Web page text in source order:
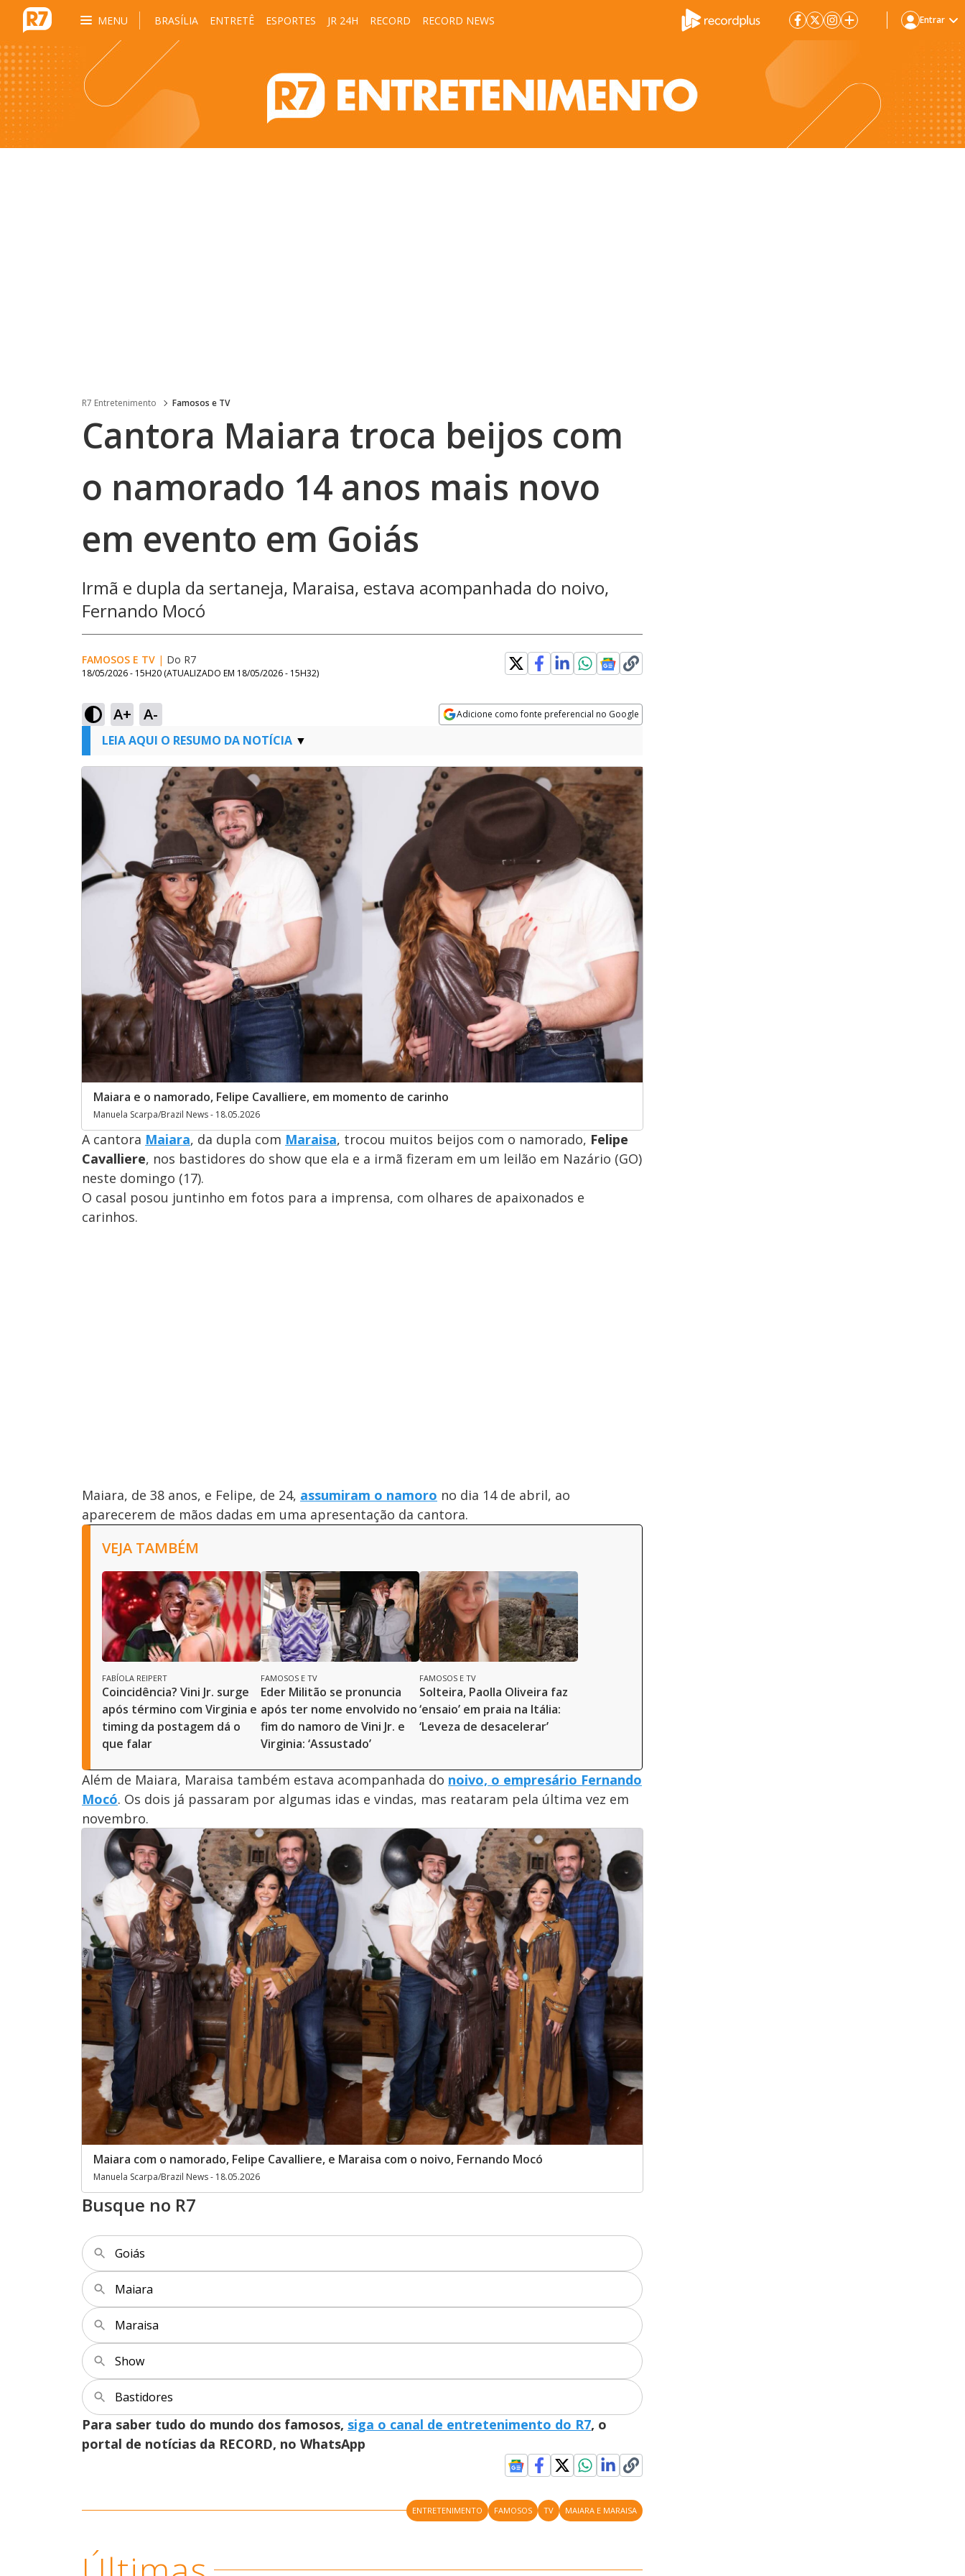
MENU BRASÍLIA ENTRETÊ ESPORTES JR 24H RECORD RECORD NEWS Entrar
R7 Entretenimento Famosos e TV
Cantora Maiara troca beijos com
o namorado 14 anos mais novo
em evento em Goiás
Irmã e dupla da sertaneja, Maraisa, estava acompanhada do noivo,
Fernando Mocó
FAMOSOS E TV | Do R7
18/05/2026 - 15H20 (ATUALIZADO EM 18/05/2026 - 15H32)
A+ A- Adicione como fonte preferencial no Google
LEIA AQUI O RESUMO DA NOTÍCIA
Maiara e o namorado, Felipe Cavalliere, em momento de carinho
Manuela Scarpa/Brazil News - 18.05.2026
A cantora Maiara, da dupla com Maraisa, trocou muitos beijos com o namorado, Felipe
Cavalliere, nos bastidores do show que ela e a irmã fizeram em um leilão em Nazário (GO)
neste domingo (17).
O casal posou juntinho em fotos para a imprensa, com olhares de apaixonados e
carinhos.
Maiara, de 38 anos, e Felipe, de 24, assumiram o namoro no dia 14 de abril, ao
aparecerem de mãos dadas em uma apresentação da cantora.
VEJA TAMBÉM
FABÍOLA REIPERT
Coincidência? Vini Jr. surge
após término com Virginia e
timing da postagem dá o
que falar
FAMOSOS E TV
Eder Militão se pronuncia
após ter nome envolvido no
fim do namoro de Vini Jr. e
Virginia: ‘Assustado’
FAMOSOS E TV
Solteira, Paolla Oliveira faz
‘ensaio’ em praia na Itália:
‘Leveza de desacelerar’
Além de Maiara, Maraisa também estava acompanhada do noivo, o empresário Fernando
Mocó. Os dois já passaram por algumas idas e vindas, mas reataram pela última vez em
novembro.
Maiara com o namorado, Felipe Cavalliere, e Maraisa com o noivo, Fernando Mocó
Manuela Scarpa/Brazil News - 18.05.2026
Busque no R7
Goiás
Maiara
Maraisa
Show
Bastidores
Para saber tudo do mundo dos famosos, siga o canal de entretenimento do R7, o
portal de notícias da RECORD, no WhatsApp
ENTRETENIMENTO FAMOSOS TV MAIARA E MARAISA